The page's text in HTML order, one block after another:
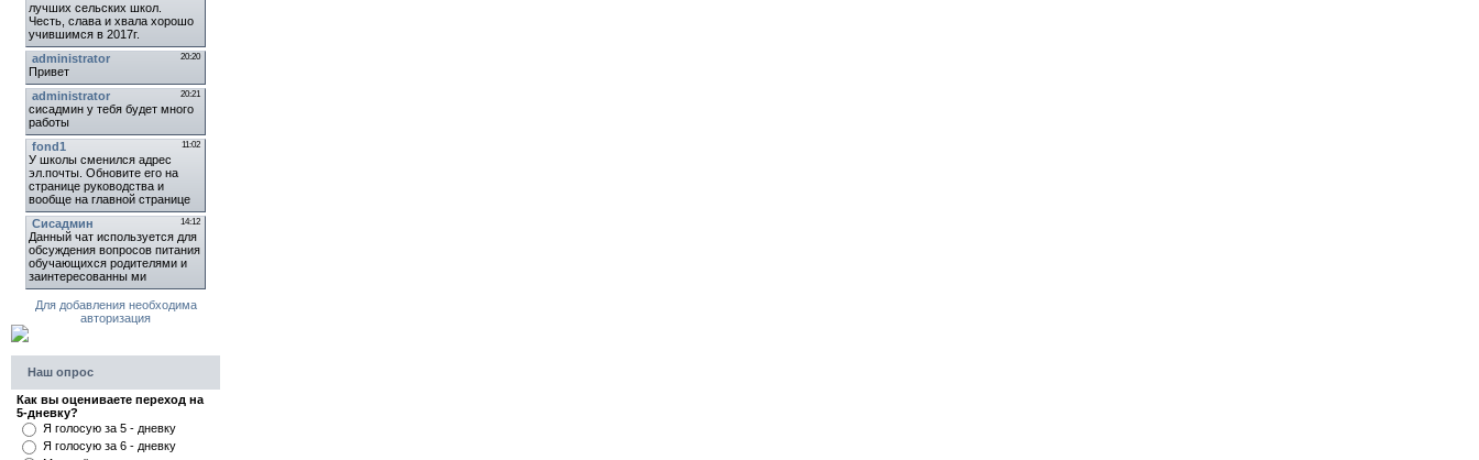
Для добавления необходима
авторизация
Наш опрос
Как вы оцениваете переход на
5-дневку?
Я голосую за 5 - дневку
Я голосую за 6 - дневку